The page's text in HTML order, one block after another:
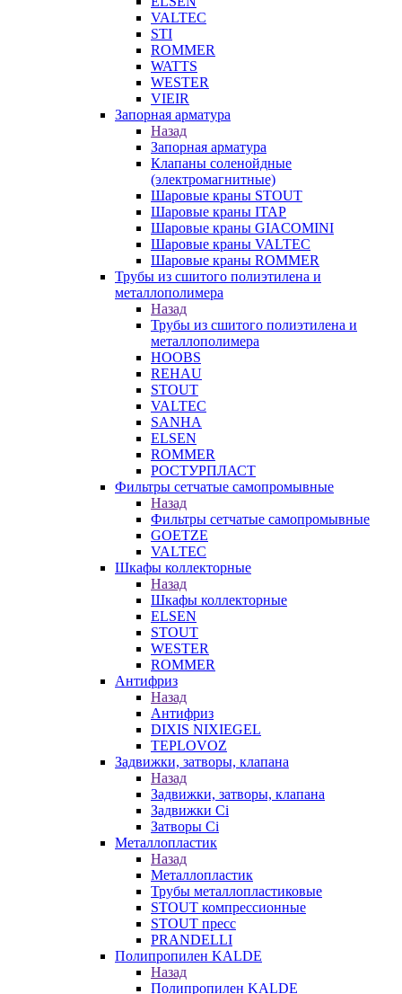
VALTEC
STI
ROMMER
WATTS
WESTER
VIEIR
Запорная арматура
Назад
Запорная арматура
Клапаны соленойдные
(электромагнитные)
Шаровые краны STOUT
Шаровые краны ITAP
Шаровые краны GIACOMINI
Шаровые краны VALTEC
Шаровые краны ROMMER
Трубы из сшитого полиэтилена и
металлополимера
Назад
Трубы из сшитого полиэтилена и
металлополимера
HOOBS
REHAU
STOUT
VALTEC
SANHA
ELSEN
ROMMER
РОСТУРПЛАСТ
Фильтры сетчатые самопромывные
Назад
Фильтры сетчатые самопромывные
GOETZE
VALTEC
Шкафы коллекторные
Назад
Шкафы коллекторные
ELSEN
STOUT
WESTER
ROMMER
Антифриз
Назад
Антифриз
DIXIS NIXIEGEL
TEPLOVOZ
Задвижки, затворы, клапана
Назад
Задвижки, затворы, клапана
Задвижки Ci
Затворы Ci
Металлопластик
Назад
Металлопластик
Трубы металлопластиковые
STOUT компрессионные
STOUT пресс
PRANDELLI
Полипропилен KALDE
Назад
Полипропилен KALDE